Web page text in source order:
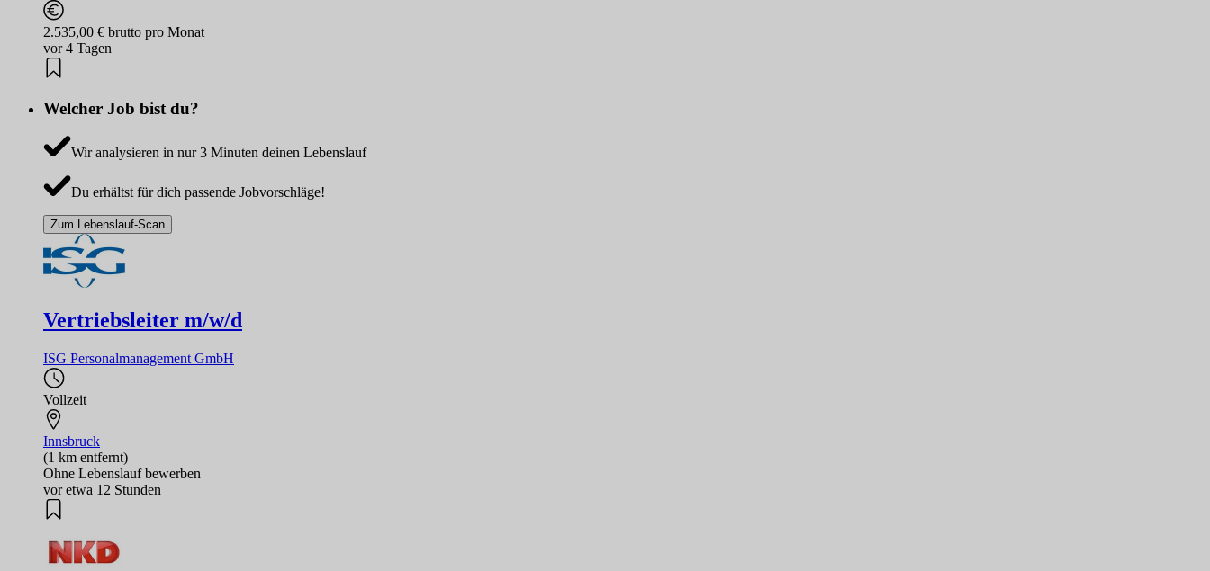
2.535,00 € brutto pro Monat
vor 4 Tagen
Welcher Job bist du?
Wir analysieren in nur 3 Minuten deinen Lebenslauf
Du erhältst für dich passende Jobvorschläge!
Zum Lebenslauf-Scan
Vertriebsleiter m/w/d
ISG Personalmanagement GmbH
Vollzeit
Innsbruck
(1 km entfernt)
Ohne Lebenslauf bewerben
vor etwa 12 Stunden